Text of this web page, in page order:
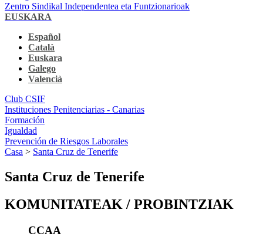
Zentro Sindikal Independentea eta Funtzionarioak
EUSKARA
Español
Català
Euskara
Galego
Valencià
Club CSIF
Instituciones Penitenciarias - Canarias
Formación
Igualdad
Prevención de Riesgos Laborales
Casa > Santa Cruz de Tenerife
Santa Cruz de Tenerife
KOMUNITATEAK / PROBINTZIAK
CCAA